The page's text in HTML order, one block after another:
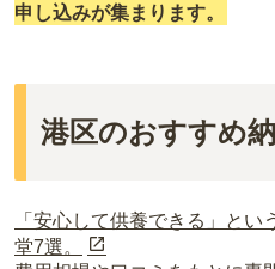
申し込みが集まります。
港区のおすすめ
「安心して供養できる」と
堂7選。